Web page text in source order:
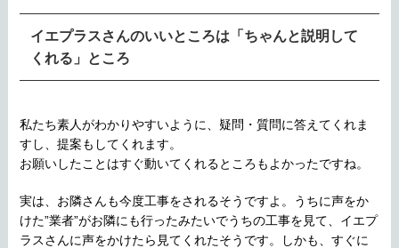
イエプラスさんのいいところは「ちゃんと説明して
くれる」ところ
私たち素人がわかりやすいように、疑問・質問に答えてくれま
すし、提案もしてくれます。
お願いしたことはすぐ動いてくれるところもよかったですね。
実は、お隣さんも今度工事をされるそうですよ。うちに声をか
けた”業者”がお隣にも行ったみたいでうちの工事を見て、イエプ
ラスさんに声をかけたら見てくれたそうです。しかも、すぐに